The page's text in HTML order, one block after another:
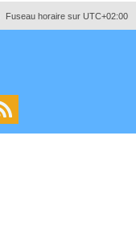
Fuseau horaire sur UTC+02:00